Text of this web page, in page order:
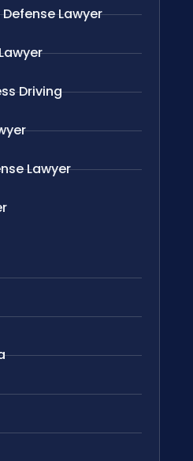
Lawyer
Driving
Lawyer